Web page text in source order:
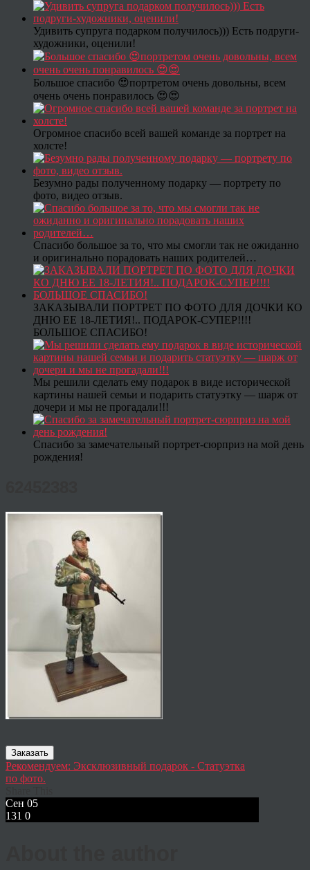
Удивить супруга подарком получилось))) Есть подруги-
художники, оценили!
Большое спасибо 😍портретом очень довольны, всем
очень очень понравилось 😍😍
Огромное спасибо всей вашей команде за портрет на
холсте!
Безумно рады полученному подарку — портрету по
фото, видео отзыв.
Спасибо большое за то, что мы смогли так не ожиданно
и оригинально порадовать наших родителей…
ЗАКАЗЫВАЛИ ПОРТРЕТ ПО ФОТО ДЛЯ ДОЧКИ КО
ДНЮ ЕЕ 18-ЛЕТИЯ!.. ПОДАРОК-СУПЕР!!!!
БОЛЬШОЕ СПАСИБО!
Мы решили сделать ему подарок в виде исторической
картины нашей семьи и подарить статуэтку — шарж от
дочери и мы не прогадали!!!
Спасибо за замечательный портрет-сюрприз на мой день
рождения!
Заказать
Рекомендуем: Эксклюзивный подарок - Статуэтка
по фото.
Сен 05
131 0